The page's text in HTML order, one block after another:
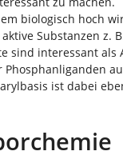
biologisch hoch
Substanzen z.
sind interessant
Phosphanliganden
ist dabei